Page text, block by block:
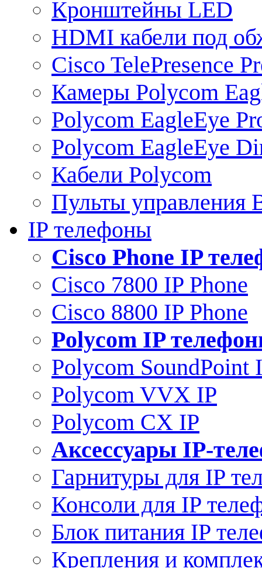
Кронштейны LED
HDMI кабели под
Cisco TelePresence
Камеры Polycom
Polycom EagleEye
Polycom EagleEye
Кабели Polycom
Пульты управления
IP телефоны
Сisco Phone IP
Cisco 7800 IP Phone
Cisco 8800 IP Phone
Polycom IP
Polycom SoundPoint
Polycom VVX IP
Polycom CX IP
Аксессуары IP-
Гарнитуры для IP
Консоли для IP
Блок питания IP
Крепления и